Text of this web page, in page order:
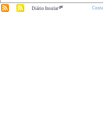
Diário Insular.pt